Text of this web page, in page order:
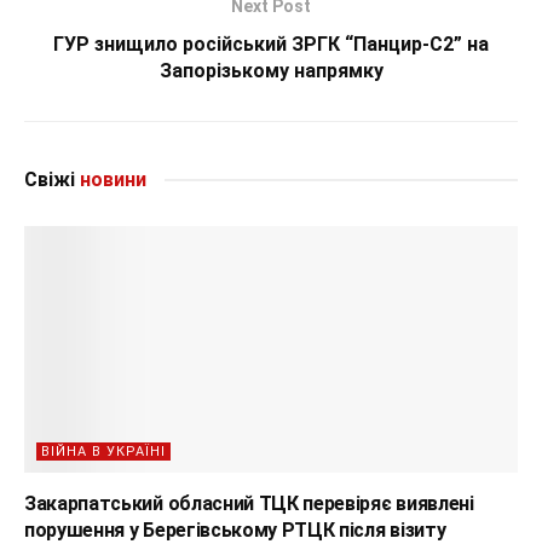
Next Post
ГУР знищило російський ЗРГК “Панцир-С2” на
Запорізькому напрямку
Свіжі новини
ВІЙНА В УКРАЇНІ
Закарпатський обласний ТЦК перевіряє виявлені
порушення у Берегівському РТЦК після візиту